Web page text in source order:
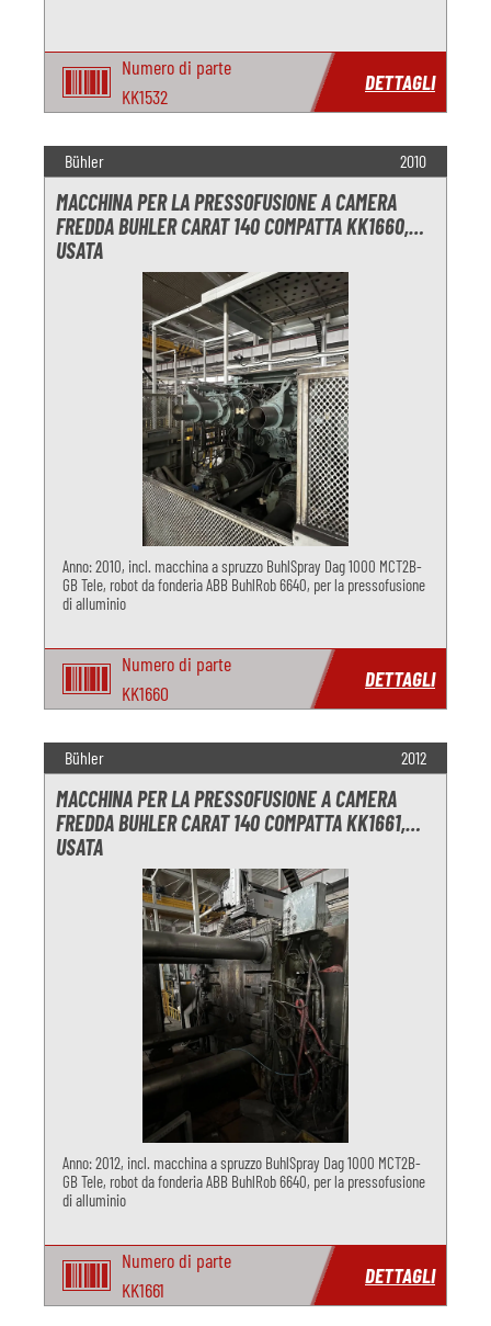
Numero di parte
KK1532
DETTAGLI
Bühler 2010
MACCHINA PER LA PRESSOFUSIONE A CAMERA
FREDDA BUHLER CARAT 140 COMPATTA KK1660,
USATA
Anno: 2010, incl. macchina a spruzzo BuhlSpray Dag 1000 MCT2B-
GB Tele, robot da fonderia ABB BuhlRob 6640, per la pressofusione
di alluminio
Numero di parte
KK1660
DETTAGLI
Bühler 2012
MACCHINA PER LA PRESSOFUSIONE A CAMERA
FREDDA BUHLER CARAT 140 COMPATTA KK1661,
USATA
Anno: 2012, incl. macchina a spruzzo BuhlSpray Dag 1000 MCT2B-
GB Tele, robot da fonderia ABB BuhlRob 6640, per la pressofusione
di alluminio
Numero di parte
KK1661
DETTAGLI